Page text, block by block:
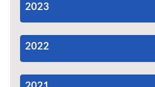
2023
2022